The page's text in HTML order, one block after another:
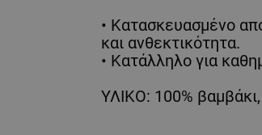
• Κατασκευασμένο
και ανθεκτικότητα.
• Κατάλληλο για
ΥΛΙΚΟ: 100%